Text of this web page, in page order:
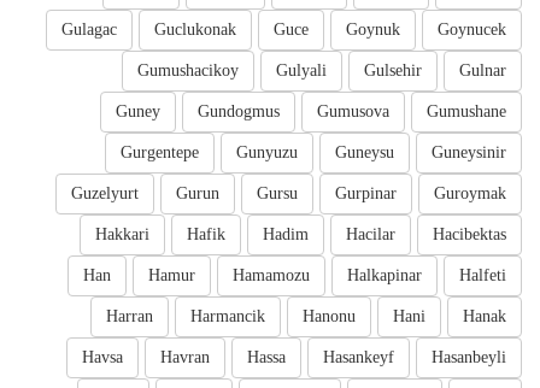
Goynucek
Goynuk
Guce
Guclukonak
Gulagac
Gulnar
Gulsehir
Gulyali
Gumushacikoy
Gumushane
Gumusova
Gundogmus
Guney
Guneysinir
Guneysu
Gunyuzu
Gurgentepe
Guroymak
Gurpinar
Gursu
Gurun
Guzelyurt
Hacibektas
Hacilar
Hadim
Hafik
Hakkari
Halfeti
Halkapinar
Hamamozu
Hamur
Han
Hanak
Hani
Hanonu
Harmancik
Harran
Hasanbeyli
Hasankeyf
Hassa
Havran
Havsa